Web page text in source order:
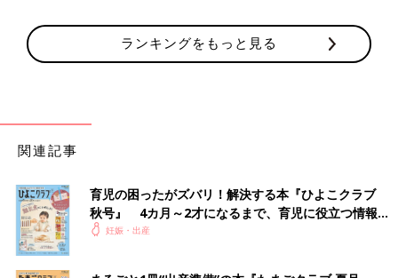
ランキングをもっと見る
関連記事
育児の困ったがズバリ！解決する本『ひよこクラブ
秋号』 4カ月～2才になるまで、育児に役立つ情報が
いっぱい！
妊娠・出産